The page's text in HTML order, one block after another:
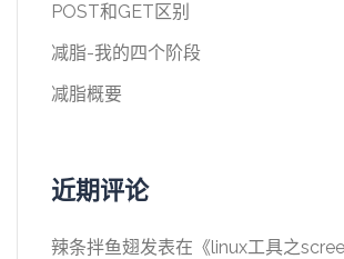
POST和GET区别
减脂-我的四个阶段
减脂概要
近期评论
辣条拌鱼翅发表在《linux工具之